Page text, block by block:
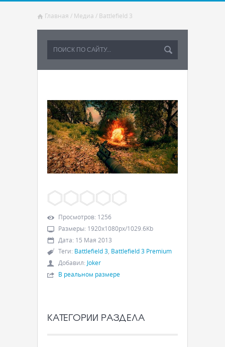
Главная / Медиа / Battlefield 3
Просмотров: 1256
Размеры: 1920x1080px/1029.6Kb
Дата: 15 Мая 2013
Теги: Battlefield 3, Battlefield 3 Premium
Добавил: Joker
В реальном размере
КАТЕГОРИИ РАЗДЕЛА